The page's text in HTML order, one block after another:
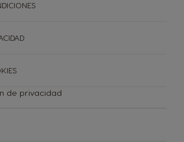
de privacidad